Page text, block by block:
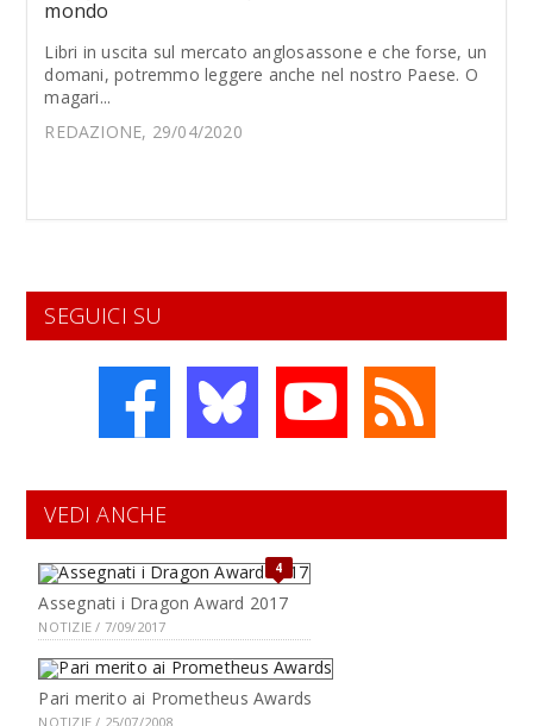
mondo
Libri in uscita sul mercato anglosassone e che forse, un
domani, potremmo leggere anche nel nostro Paese. O
magari...
REDAZIONE, 29/04/2020
SEGUICI SU
VEDI ANCHE
4
Assegnati i Dragon Award 2017
NOTIZIE / 7/09/2017
Pari merito ai Prometheus Awards
NOTIZIE / 25/07/2008